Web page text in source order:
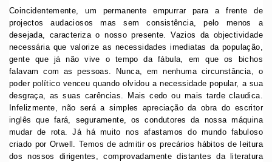
Coincidentemente, um permanente empurrar para a frente de
projectos audaciosos mas sem consistência, pelo menos a
desejada, caracteriza o nosso presente. Vazios da objectividade
necessária que valorize as necessidades imediatas da população,
gente que já não vive o tempo da fábula, em que os bichos
falavam com as pessoas. Nunca, em nenhuma circunstância, o
poder político venceu quando olvidou a necessidade popular, a sua
desgraça, as suas carências. Mais cedo ou mais tarde claudica.
Infelizmente, não será a simples apreciação da obra do escritor
inglês que fará, seguramente, os condutores da nossa máquina
mudar de rota. Já há muito nos afastamos do mundo fabuloso
criado por Orwell. Temos de admitir os precários hábitos de leitura
dos nossos dirigentes, comprovadamente distantes da literatura